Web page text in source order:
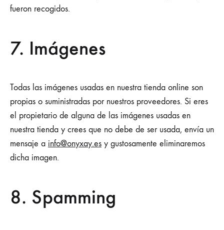
fueron recogidos.
7. Imágenes
Todas las imágenes usadas en nuestra tienda online son
propias o suministradas por nuestros proveedores. Si eres
el propietario de alguna de las imágenes usadas en
nuestra tienda y crees que no debe de ser usada, envía un
mensaje a info@onyxay.es y gustosamente eliminaremos
dicha imagen.
8. Spamming